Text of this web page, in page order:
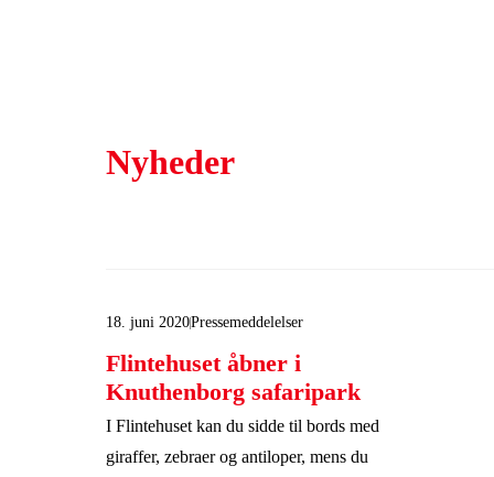
Nyheder
18. juni 2020Pressemeddelelser
Flintehuset åbner i
Knuthenborg safaripark
I Flintehuset kan du sidde til bords med
giraffer, zebraer og antiloper, mens du